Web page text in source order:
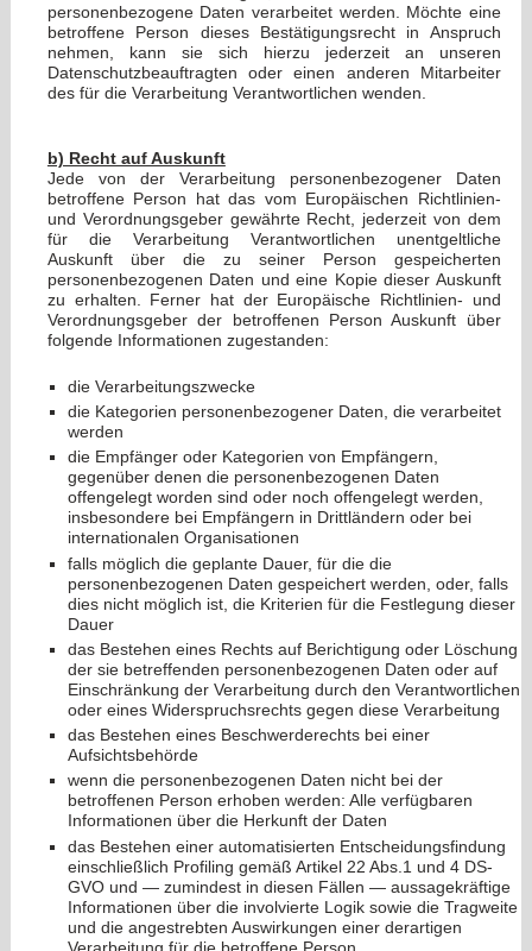
personenbezogene Daten verarbeitet werden. Möchte eine
betroffene Person dieses Bestätigungsrecht in Anspruch
nehmen, kann sie sich hierzu jederzeit an unseren
Datenschutzbeauftragten oder einen anderen Mitarbeiter
des für die Verarbeitung Verantwortlichen wenden.
b) Recht auf Auskunft
Jede von der Verarbeitung personenbezogener Daten
betroffene Person hat das vom Europäischen Richtlinien-
und Verordnungsgeber gewährte Recht, jederzeit von dem
für die Verarbeitung Verantwortlichen unentgeltliche
Auskunft über die zu seiner Person gespeicherten
personenbezogenen Daten und eine Kopie dieser Auskunft
zu erhalten. Ferner hat der Europäische Richtlinien- und
Verordnungsgeber der betroffenen Person Auskunft über
folgende Informationen zugestanden:
die Verarbeitungszwecke
die Kategorien personenbezogener Daten, die verarbeitet
werden
die Empfänger oder Kategorien von Empfängern,
gegenüber denen die personenbezogenen Daten
offengelegt worden sind oder noch offengelegt werden,
insbesondere bei Empfängern in Drittländern oder bei
internationalen Organisationen
falls möglich die geplante Dauer, für die die
personenbezogenen Daten gespeichert werden, oder, falls
dies nicht möglich ist, die Kriterien für die Festlegung dieser
Dauer
das Bestehen eines Rechts auf Berichtigung oder Löschung
der sie betreffenden personenbezogenen Daten oder auf
Einschränkung der Verarbeitung durch den Verantwortlichen
oder eines Widerspruchsrechts gegen diese Verarbeitung
das Bestehen eines Beschwerderechts bei einer
Aufsichtsbehörde
wenn die personenbezogenen Daten nicht bei der
betroffenen Person erhoben werden: Alle verfügbaren
Informationen über die Herkunft der Daten
das Bestehen einer automatisierten Entscheidungsfindung
einschließlich Profiling gemäß Artikel 22 Abs.1 und 4 DS-
GVO und — zumindest in diesen Fällen — aussagekräftige
Informationen über die involvierte Logik sowie die Tragweite
und die angestrebten Auswirkungen einer derartigen